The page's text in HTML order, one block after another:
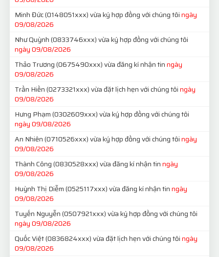
Minh Đức(0148051xxx)vừa ký hợp đồng với chúng tôingày
09/08/2026
Như Quỳnh(0833746xxx)vừa ký hợp đồng với chúng tôi
ngày 09/08/2026
Thảo Trương(0675490xxx)vừa đăng kí nhận tinngày
09/08/2026
Trần Hiền(0273321xxx)vừa đặt lịch hẹn với chúng tôingày
09/08/2026
Hưng Phạm(0302609xxx)vừa ký hợp đồng với chúng tôi
ngày 09/08/2026
An Nhiên(0710526xxx)vừa ký hợp đồng với chúng tôingày
09/08/2026
Thành Công(0830528xxx)vừa đăng kí nhận tinngày
09/08/2026
Huỳnh Thị Diễm(0525117xxx)vừa đăng kí nhận tinngày
09/08/2026
Tuyến Nguyễn(0507921xxx)vừa ký hợp đồng với chúng tôi
ngày 09/08/2026
Quốc Việt(0836824xxx)vừa đặt lịch hẹn với chúng tôingày
09/08/2026